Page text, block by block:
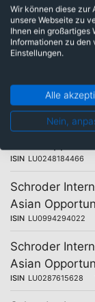
Schroder
Asian
ISIN LU0248179623
Asian
LU0133713346
Schroder
ISIN LU0248184466
Schroder
Asian
ISIN LU0994294022
Schroder
Asian
ISIN LU0287615628
Wir können diese zur
unsere Webseite zu
Ihnen ein großartiges
Informationen zu den
Einstellungen.
Alle
Nein,